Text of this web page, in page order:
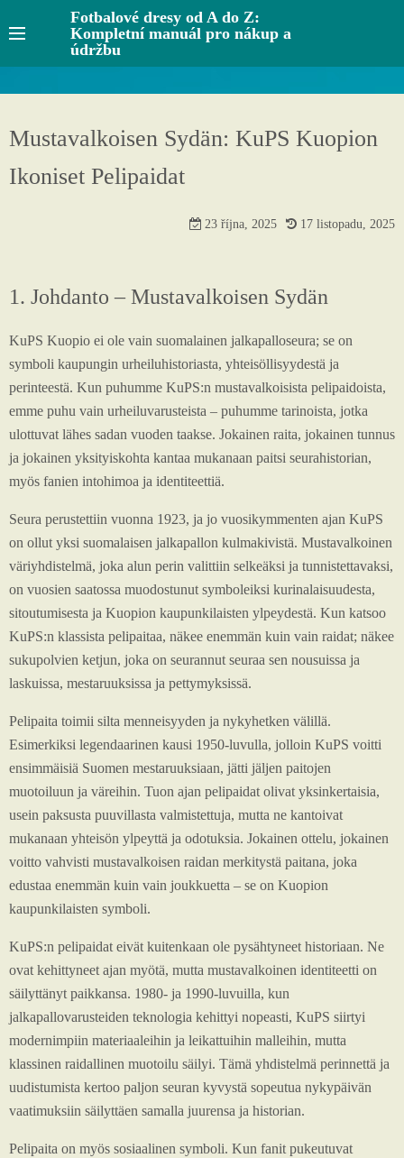
Fotbalové dresy od A do Z:
Kompletní manuál pro nákup a
údržbu
Mustavalkoisen Sydän: KuPS Kuopion
Ikoniset Pelipaidat
23 října, 2025 17 listopadu, 2025
1. Johdanto – Mustavalkoisen Sydän
KuPS Kuopio ei ole vain suomalainen jalkapalloseura; se on
symboli kaupungin urheiluhistoriasta, yhteisöllisyydestä ja
perinteestä. Kun puhumme KuPS:n mustavalkoisista pelipaidoista,
emme puhu vain urheiluvarusteista – puhumme tarinoista, jotka
ulottuvat lähes sadan vuoden taakse. Jokainen raita, jokainen tunnus
ja jokainen yksityiskohta kantaa mukanaan paitsi seurahistorian,
myös fanien intohimoa ja identiteettiä.
Seura perustettiin vuonna 1923, ja jo vuosikymmenten ajan KuPS
on ollut yksi suomalaisen jalkapallon kulmakivistä. Mustavalkoinen
väriyhdistelmä, joka alun perin valittiin selkeäksi ja tunnistettavaksi,
on vuosien saatossa muodostunut symboleiksi kurinalaisuudesta,
sitoutumisesta ja Kuopion kaupunkilaisten ylpeydestä. Kun katsoo
KuPS:n klassista pelipaitaa, näkee enemmän kuin vain raidat; näkee
sukupolvien ketjun, joka on seurannut seuraa sen nousuissa ja
laskuissa, mestaruuksissa ja pettymyksissä.
Pelipaita toimii silta menneisyyden ja nykyhetken välillä.
Esimerkiksi legendaarinen kausi 1950-luvulla, jolloin KuPS voitti
ensimmäisiä Suomen mestaruuksiaan, jätti jäljen paitojen
muotoiluun ja väreihin. Tuon ajan pelipaidat olivat yksinkertaisia,
usein paksusta puuvillasta valmistettuja, mutta ne kantoivat
mukanaan yhteisön ylpeyttä ja odotuksia. Jokainen ottelu, jokainen
voitto vahvisti mustavalkoisen raidan merkitystä paitana, joka
edustaa enemmän kuin vain joukkuetta – se on Kuopion
kaupunkilaisten symboli.
KuPS:n pelipaidat eivät kuitenkaan ole pysähtyneet historiaan. Ne
ovat kehittyneet ajan myötä, mutta mustavalkoinen identiteetti on
säilyttänyt paikkansa. 1980- ja 1990-luvuilla, kun
jalkapallovarusteiden teknologia kehittyi nopeasti, KuPS siirtyi
modernimpiin materiaaleihin ja leikattuihin malleihin, mutta
klassinen raidallinen muotoilu säilyi. Tämä yhdistelmä perinnettä ja
uudistumista kertoo paljon seuran kyvystä sopeutua nykypäivän
vaatimuksiin säilyttäen samalla juurensa ja historian.
Pelipaita on myös sosiaalinen symboli. Kun fanit pukeutuvat